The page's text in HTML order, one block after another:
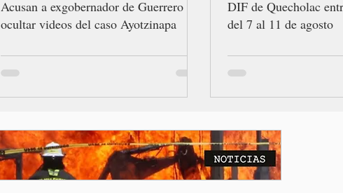
Acusan a exgobernador de Guerrero de
ocultar videos del caso Ayotzinapa
DIF de Quecholac
del 7 al 11 de agosto